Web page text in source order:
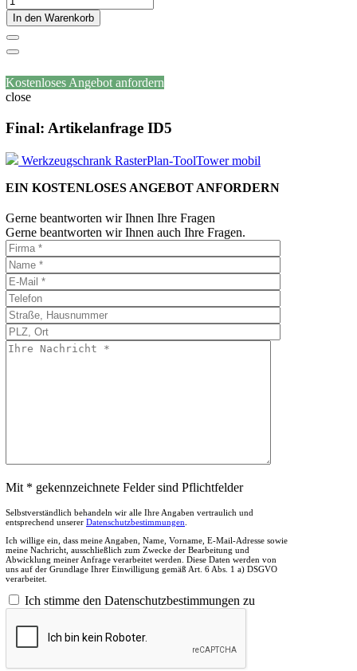
In den Warenkorb
Kostenloses Angebot anfordern
close
Final: Artikelanfrage ID5
Werkzeugschrank RasterPlan-ToolTower mobil
EIN KOSTENLOSES ANGEBOT ANFORDERN
Gerne beantworten wir Ihnen Ihre Fragen
Gerne beantworten wir Ihnen auch Ihre Fragen.
Mit * gekennzeichnete Felder sind Pflichtfelder
Selbstverständlich behandeln wir alle Ihre Angaben vertraulich und
entsprechend unserer Datenschutzbestimmungen
Ich willige ein, dass meine Angaben, Name, Vorname, E-Mail-Adresse sowie
meine Nachricht, ausschließlich zum Zwecke der Bearbeitung und
Abwicklung meiner Anfrage verarbeitet werden. Diese Daten werden von
uns auf der Grundlage Ihrer Einwilligung gemäß Art. 6 Abs. 1 a) DSGVO
verarbeitet.
Ich stimme den Datenschutzbestimmungen zu